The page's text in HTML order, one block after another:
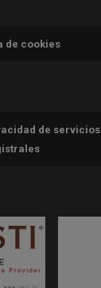
de cookies
de servicios